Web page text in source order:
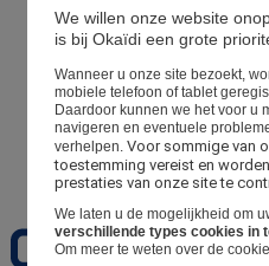
Winkel
Mijn informatie
Een bestelling volgen
Mandje
Favorieten
We willen onze website
is bij Okaïdi een grote
Wanneer u onze site bezoekt,
mobiele telefoon of tablet
Daardoor kunnen we het voor u
navigeren en eventuele
verhelpen. Voor sommige van
toestemming vereist en
prestaties van onze site te
We laten u de mogelijkheid om
verschillende types cookies in
Om meer te weten over de